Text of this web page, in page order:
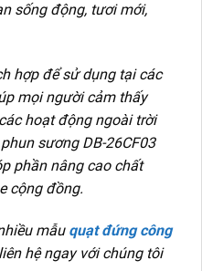
sống động, tươi mới,
hợp để sử dụng tại các
mọi người cảm thấy
hoạt động ngoài trời
sương DB-26CF03
phần nâng cao chất
cộng đồng.
mẫu quạt đứng công
hệ ngay với chúng tôi